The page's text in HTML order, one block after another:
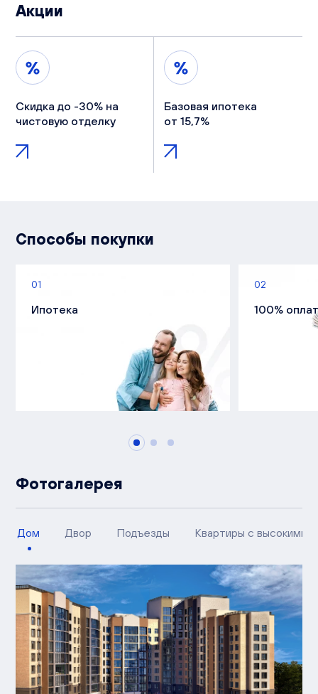
Акции
Скидка до -30% на
чистовую отделку
Базовая ипотека
от 15,7%
Способы покупки
01
Ипотека
02
100%
Фотогалерея
Дом Двор Подъезды Квартиры с высокими